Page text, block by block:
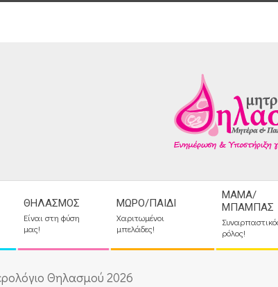
ΘΗΛΑΣΜΌΣ
Είναι στη φύση
μας!
ΜΩΡΌ/ΠΑΙΔΊ
Χαριτωμένοι
μπελάδες!
ΜΑΜΆ/
ΜΠΑΜΠΆΣ
ρόλος!
Θηλασμού 2026